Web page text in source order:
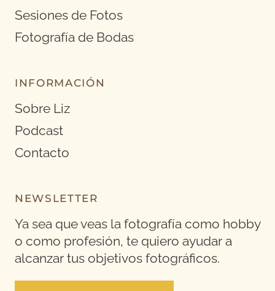
Sesiones de Fotos
Fotografía de Bodas
INFORMACIÓN
Sobre Liz
Podcast
Contacto
NEWSLETTER
Ya sea que veas la fotografía como hobby
o como profesión, te quiero ayudar a
alcanzar tus objetivos fotográficos.